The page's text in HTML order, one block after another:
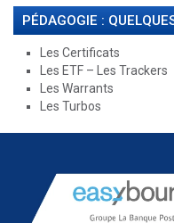
PÉDAGOGIE :
Les Certificats
Les ETF – Les Trackers
Les Warrants
Les Turbos